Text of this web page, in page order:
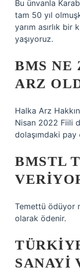
Bu ünvanla
tam 50 yıl
yarım asırlık bir
yaşıyoruz.
BMS NE
ARZ
Halka Arz
Nisan 2022 Fiili
dolaşımdaki pay
BMSTL
Temettü ödüyor
olarak ödenir.
SANAYI